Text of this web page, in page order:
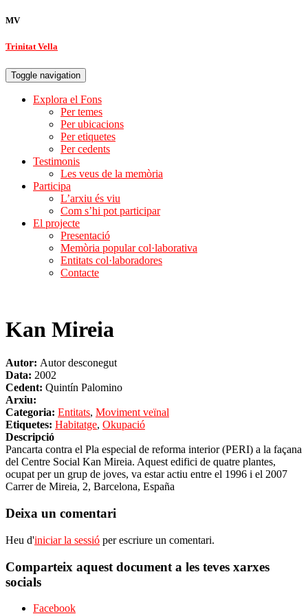
MV
Trinitat Vella
Toggle navigation
Explora el Fons
Per temes
Per ubicacions
Per etiquetes
Per cedents
Testimonis
Les veus de la memòria
Participa
L’arxiu és viu
Com s’hi pot participar
El projecte
Presentació
Memòria popular col·laborativa
Entitats col·laboradores
Contacte
Kan Mireia
Autor: Autor desconegut
Data: 2002
Cedent: Quintín Palomino
Arxiu:
Categoria: Entitats, Moviment veïnal
Etiquetes: Habitatge, Okupació
Descripció
Pancarta contra el Pla especial de reforma interior (PERI) a la façana
del Centre Social Kan Mireia. Aquest edifici de quatre plantes,
ocupat per un grup de joves, va estar actiu entre el 1996 i el 2007
Carrer de Mireia, 2, Barcelona, España
Deixa un comentari
Heu d'iniciar la sessió per escriure un comentari.
Comparteix aquest document a les teves xarxes
socials
Facebook